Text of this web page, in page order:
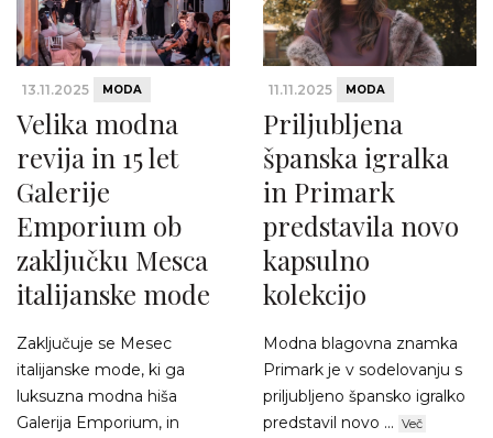
13.11.2025 MODA
Velika modna
revija in 15 let
Galerije
Emporium ob
zaključku Mesca
italijanske mode
Zaključuje se Mesec
italijanske mode, ki ga
luksuzna modna hiša
Galerija Emporium, in
11.11.2025 MODA
Priljubljena
španska igralka
in Primark
predstavila novo
kapsulno
kolekcijo
Modna blagovna znamka
Primark je v sodelovanju s
priljubljeno špansko igralko
predstavil novo ... Več